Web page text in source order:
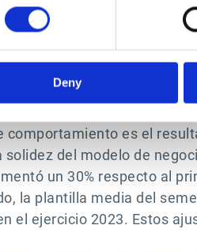
Deny
se recuperó con fuerza
normales
Esker volvió a ser
comportamiento es el
del modelo de
un 30% respecto al
la plantilla media del
el ejercicio 2023. Estos